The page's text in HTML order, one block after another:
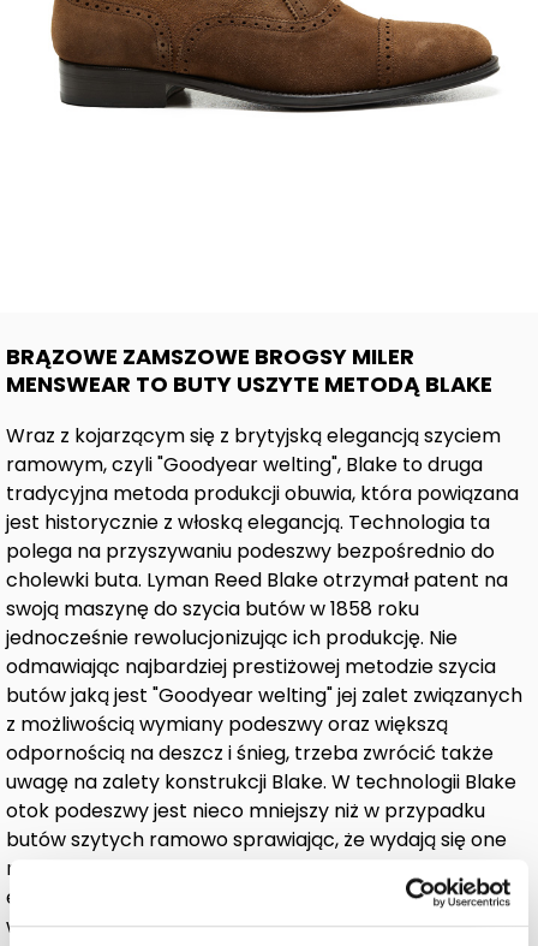
BRĄZOWE ZAMSZOWE BROGSY MILER
MENSWEAR TO BUTY USZYTE METODĄ BLAKE
Wraz z kojarzącym się z brytyjską elegancją szyciem
ramowym, czyli "Goodyear welting", Blake to druga
tradycyjna metoda produkcji obuwia, która powiązana
jest historycznie z włoską elegancją. Technologia ta
polega na przyszywaniu podeszwy bezpośrednio do
cholewki buta. Lyman Reed Blake otrzymał patent na
swoją maszynę do szycia butów w 1858 roku
jednocześnie rewolucjonizując ich produkcję. Nie
odmawiając najbardziej prestiżowej metodzie szycia
butów jaką jest "Goodyear welting" jej zalet związanych
z możliwością wymiany podeszwy oraz większą
odpornością na deszcz i śnieg, trzeba zwrócić także
uwagę na zalety konstrukcji Blake. W technologii Blake
otok podeszwy jest nieco mniejszy niż w przypadku
butów szytych ramowo sprawiając, że wydają się one
mniejsze. Podeszwa typu Blake jest także bardzo
elastyczna, przez co zaskarbia sobie miłośników
wygodą noszenia. Przez powyższe właściwości,